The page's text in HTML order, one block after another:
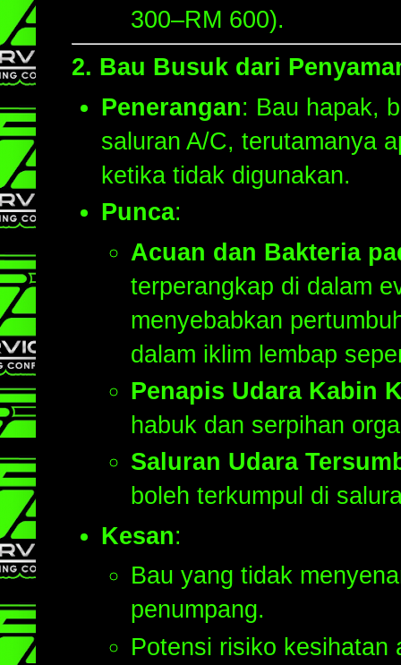
300–RM 600).
2. Bau Busuk dari
Penerangan: Bau hapak,
saluran A/C, terutamanya
ketika tidak digunakan.
Punca:
Acuan dan Bakteria
terperangkap di dalam
menyebabkan
dalam iklim lembap
Penapis Udara Kabin
habuk dan serpihan
Saluran Udara
boleh terkumpul di
Kesan:
Bau yang tidak
penumpang.
Potensi risiko kesihatan